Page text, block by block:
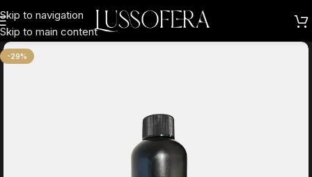
Skip to navigation
Skip to main content
-29%